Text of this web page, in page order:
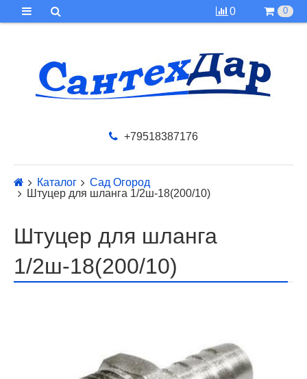
0 0
+79518387176
Каталог
Сад Огород
Штуцер для шланга 1/2ш-18(200/10)
Штуцер для шланга
1/2ш-18(200/10)